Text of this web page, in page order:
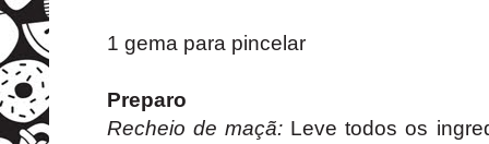
1 gema para pincelar
Preparo
Recheio de maçã: Leve todos os